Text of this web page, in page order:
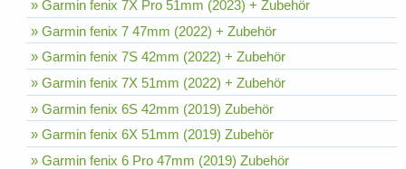
» Garmin fenix 7X Pro 51mm (2023) + Zubehör
» Garmin fenix 7 47mm (2022) + Zubehör
» Garmin fenix 7S 42mm (2022) + Zubehör
» Garmin fenix 7X 51mm (2022) + Zubehör
» Garmin fenix 6S 42mm (2019) Zubehör
» Garmin fenix 6X 51mm (2019) Zubehör
» Garmin fenix 6 Pro 47mm (2019) Zubehör